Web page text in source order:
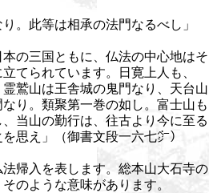
。此等は相承の法門なるべし」
の三国ともに、仏法の中心地はそ
てられています。日寛上人も、
鷲山は王舎城の鬼門なり、天台山
り。類聚第一巻の如し。富士山も
当山の勤行は、往古より今に至る
思え」（御書文段一六七㌻）
帰入を表します。総本山大石寺の
のような意味があります。